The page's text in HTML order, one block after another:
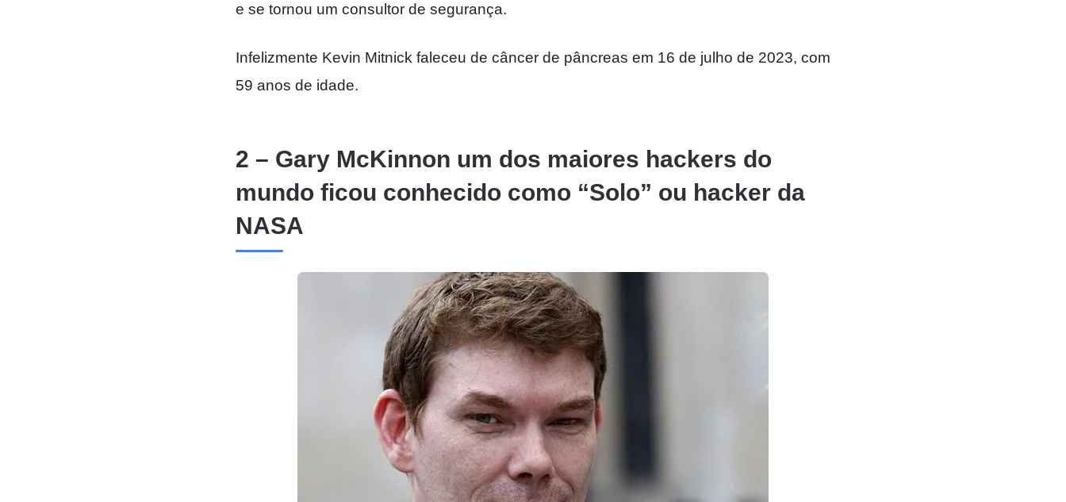
e se tornou um consultor de segurança.
Infelizmente Kevin Mitnick faleceu de câncer de pâncreas em 16 de julho de 2023, com
59 anos de idade.
2 – Gary McKinnon um dos maiores hackers do
mundo ficou conhecido como “Solo” ou hacker da
NASA